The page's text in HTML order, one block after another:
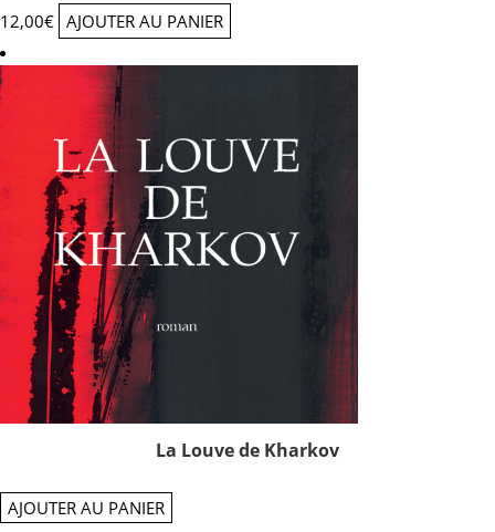
12,00€ AJOUTER AU PANIER
La Louve de Kharkov
AJOUTER AU PANIER